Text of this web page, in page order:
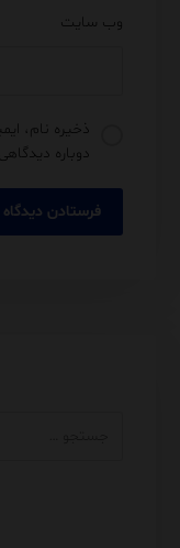
وب‌ سایت
ذخیره نام،
دوباره